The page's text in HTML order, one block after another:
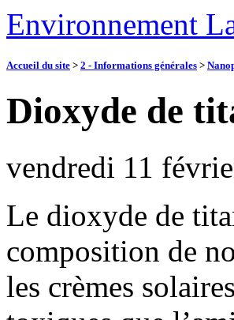
Environnement
Accueil du site > 2 - Informations générales >
Dioxyde de
vendredi 11
Le dioxyde de
composition de
les crèmes